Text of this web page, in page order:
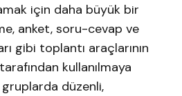
için daha büyük bir
anket, soru-cevap ve
gibi toplantı araçlarının
kullanılmaya
gruplarda düzenli,